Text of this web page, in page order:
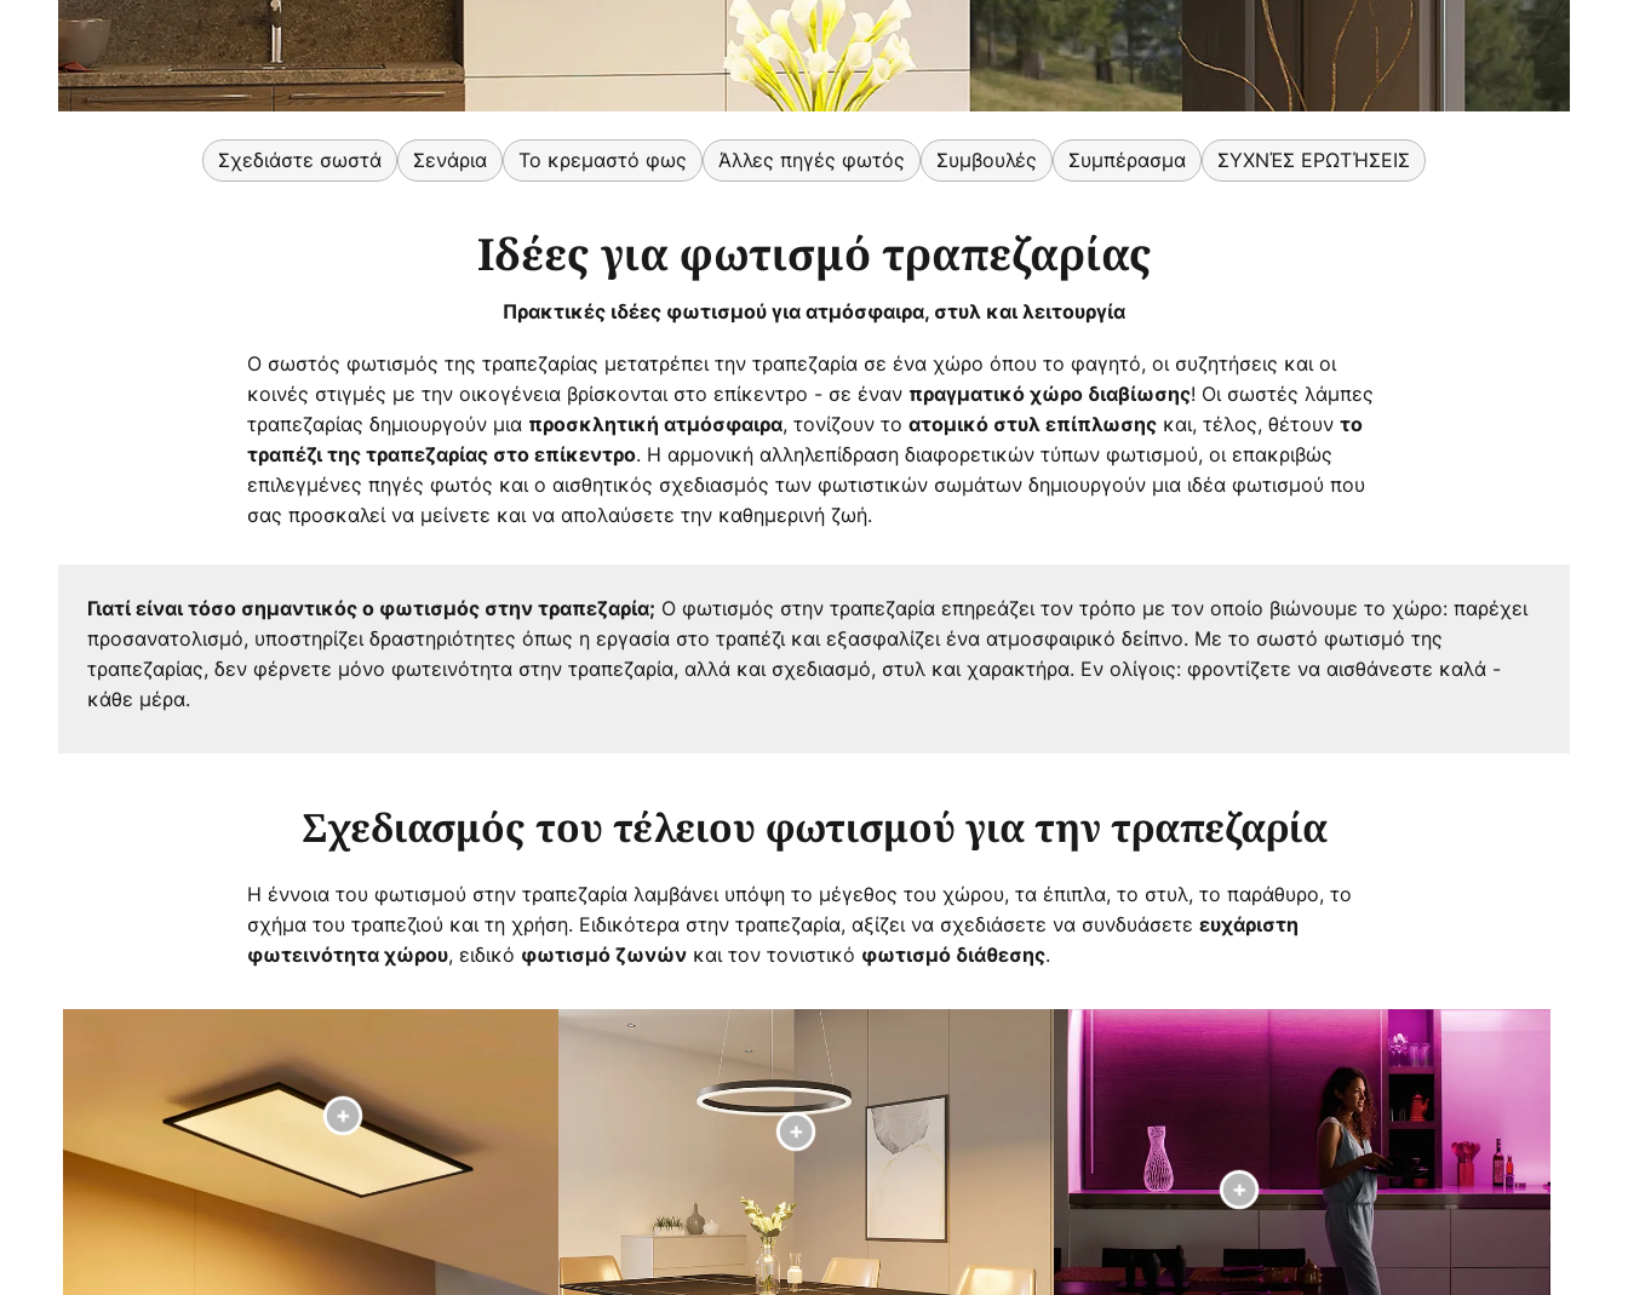
Σχεδιάστε σωστά Σενάρια Το κρεμαστό φως Άλλες πηγές φωτός Συμβουλές Συμπέρασμα ΣΥΧΝΈΣ ΕΡΩΤΉΣΕΙΣ
Ιδέες για φωτισμό τραπεζαρίας
Πρακτικές ιδέες φωτισμού για ατμόσφαιρα, στυλ και λειτουργία
Ο σωστός φωτισμός της τραπεζαρίας μετατρέπει την τραπεζαρία σε ένα χώρο όπου το φαγητό, οι συζητήσεις και οι
κοινές στιγμές με την οικογένεια βρίσκονται στο επίκεντρο - σε έναν πραγματικό χώρο διαβίωσης! Οι σωστές λάμπες
τραπεζαρίας δημιουργούν μια προσκλητική ατμόσφαιρα, τονίζουν το ατομικό στυλ επίπλωσης και, τέλος, θέτουν το
τραπέζι της τραπεζαρίας στο επίκεντρο. Η αρμονική αλληλεπίδραση διαφορετικών τύπων φωτισμού, οι επακριβώς
επιλεγμένες πηγές φωτός και ο αισθητικός σχεδιασμός των φωτιστικών σωμάτων δημιουργούν μια ιδέα φωτισμού που
σας προσκαλεί να μείνετε και να απολαύσετε την καθημερινή ζωή.
Γιατί είναι τόσο σημαντικός ο φωτισμός στην τραπεζαρία; Ο φωτισμός στην τραπεζαρία επηρεάζει τον τρόπο με τον οποίο βιώνουμε το χώρο: παρέχει
προσανατολισμό, υποστηρίζει δραστηριότητες όπως η εργασία στο τραπέζι και εξασφαλίζει ένα ατμοσφαιρικό δείπνο. Με το σωστό φωτισμό της
τραπεζαρίας, δεν φέρνετε μόνο φωτεινότητα στην τραπεζαρία, αλλά και σχεδιασμό, στυλ και χαρακτήρα. Εν ολίγοις: φροντίζετε να αισθάνεστε καλά -
κάθε μέρα.
Σχεδιασμός του τέλειου φωτισμού για την τραπεζαρία
Η έννοια του φωτισμού στην τραπεζαρία λαμβάνει υπόψη το μέγεθος του χώρου, τα έπιπλα, το στυλ, το παράθυρο, το
σχήμα του τραπεζιού και τη χρήση. Ειδικότερα στην τραπεζαρία, αξίζει να σχεδιάσετε να συνδυάσετε ευχάριστη
φωτεινότητα χώρου, ειδικό φωτισμό ζωνών και τον τονιστικό φωτισμό διάθεσης.